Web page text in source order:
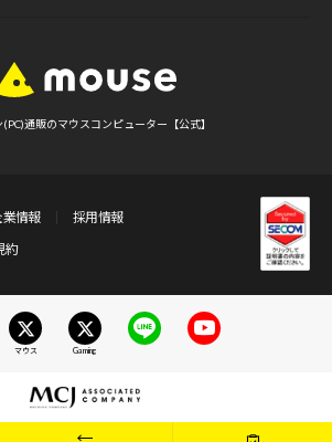
(PC)通販のマウスコンピューター【公式】
業情報
採用情報
約
マウス Gaming